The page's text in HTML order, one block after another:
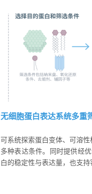
无细胞蛋白表达系统多重
可系统探索蛋白变体、可溶
多种表达条件。同时提供经
白的稳定性与表达量，也支